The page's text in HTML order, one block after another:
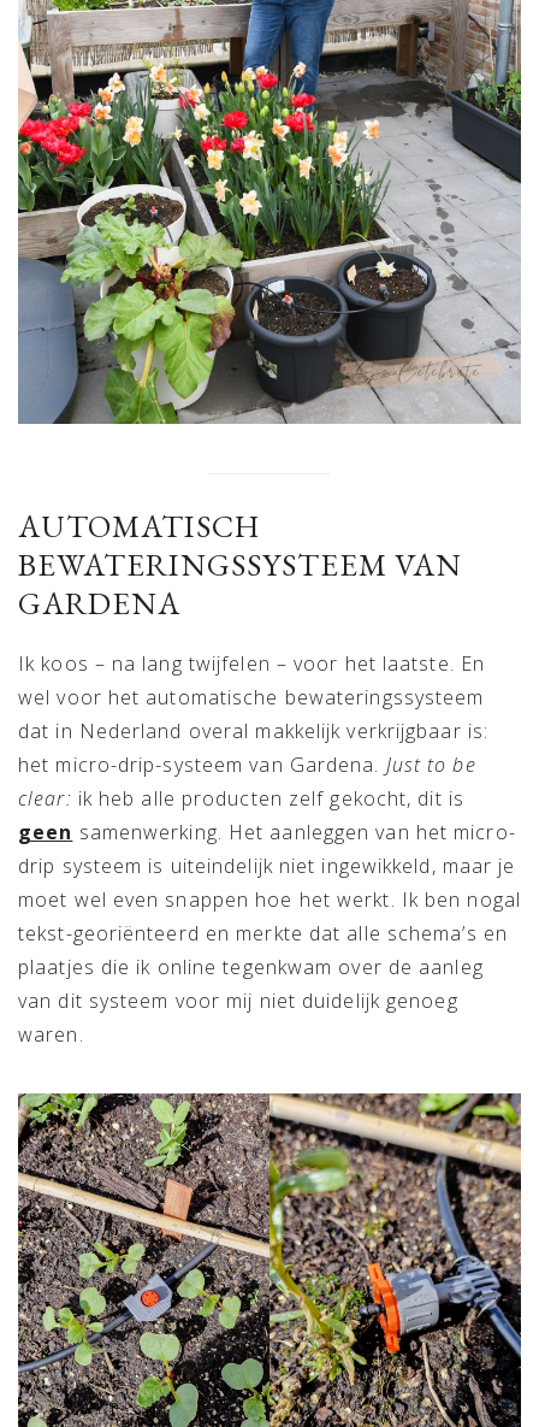
AUTOMATISCH
BEWATERINGSSYSTEEM VAN
GARDENA
Ik koos – na lang twijfelen – voor het laatste. En
wel voor het automatische bewateringssysteem
dat in Nederland overal makkelijk verkrijgbaar is:
het micro-drip-systeem van Gardena. Just to be
clear: ik heb alle producten zelf gekocht, dit is
geen samenwerking. Het aanleggen van het micro-
drip systeem is uiteindelijk niet ingewikkeld, maar je
moet wel even snappen hoe het werkt. Ik ben nogal
tekst-georiënteerd en merkte dat alle schema’s en
plaatjes die ik online tegenkwam over de aanleg
van dit systeem voor mij niet duidelijk genoeg
waren.